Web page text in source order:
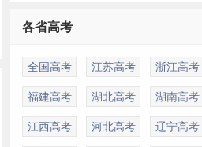
各省高考
全国高考 江苏高考 浙江高考
福建高考 湖北高考 湖南高考
江西高考 河北高考 辽宁高考